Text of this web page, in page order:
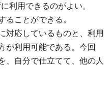
利用できるのがよい。
ことができる。
対応しているものと、利用
が利用可能である。今回
、自分で仕立てて、他の人